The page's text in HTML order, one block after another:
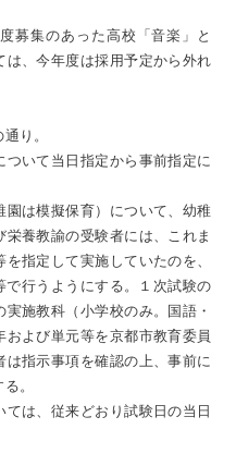
募集のあった高校「音楽」と
は、今年度は採用予定から外れ
り。
いて当日指定から事前指定に
園は模擬保育）について、幼稚
養教諭の受験者には、これま
指定して実施していたのを、
行うようにする。１次試験の
施教科（小学校のみ。国語・
よび単元等を京都市教育委員
指示事項を確認の上、事前に
。
は、従来どおり試験日の当日